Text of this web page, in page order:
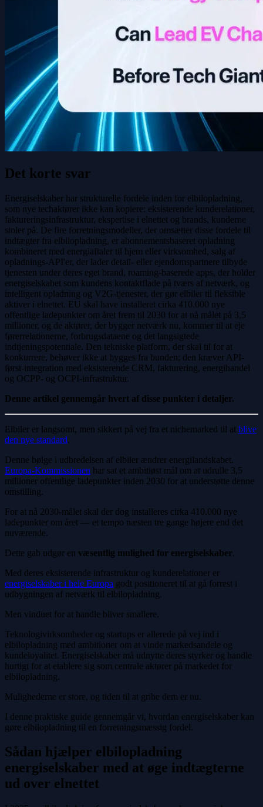
Det korte svar
Energiselskaber har strukturelle fordele inden for elbilopladning,
som nye techaktører ikke kan kopiere: eksisterende kunderelationer,
faktureringsinfrastruktur, ekspertise i elnettet og brands, kunderne
stoler på. De fire forretningsmodeller, der omsætter disse fordele til
indtægter fra elbilopladning, er abonnementsbaseret opladning
kombineret med energiaftaler til hjem eller virksomhed, salg af
opladnings-API'er, der lader detail- eller ejendomspartnere tilbyde
tjenesten under deres eget brand, roaming-baserede apps, der holder
energiselskabet som kundens kontaktflade på tværs af netværk, og
intelligent opladning og V2G-tjenester, der gør elbiler til fleksible
aktiver i elnettet. EU skal have installeret cirka 410.000 nye
offentlige ladepunkter om året frem til 2030 for at nå målet på 3,5
millioner, og de aktører, der bygger netværk nu, kommer til at eje
førerrelationerne, forbrugsdataene og det langsigtede
indtjeningspotentiale. Den tekniske platform, der skal til for at
konkurrere, behøver ikke at bygges fra bunden; den kræver API-
først-integration med eksisterende CRM, fakturering, energihandel
og OCPP- og OCPI-infrastruktur.
Denne artikel gennemgår hvert af disse punkter i detaljer.
Elbiler er langsomt, men sikkert på vej fra et nichemarked til at blive
den nye standard.
Denne bølge i udbredelsen af elbiler ændrer energilandskabet.
Europa-Kommissionen har sat et ambitiøst mål om at udrulle 3,5
millioner offentlige ladepunkter inden 2030 for at understøtte denne
omstilling.
For at nå 2030-målet skal der dog installeres cirka 410.000 nye
ladepunkter om året — et tempo næsten tre gange højere end det
nuværende.
Dette gab udgør en væsentlig mulighed for energiselskaber.
Med deres eksisterende infrastruktur og kunderelationer er
energiselskaber i hele Europa godt positioneret til at gå forrest i
udbygningen af netværk til elbilopladning.
Men vinduet for at handle bliver smallere.
Teknologivirksomheder og startups er allerede på vej ind i
elbilopladning med ambitioner om at vinde markedsandele og
kundeloyalitet. Energiselskaber må udnytte deres styrker og handle
hurtigt for at etablere sig som centrale aktører på markedet for
elbilopladning.
Mulighederne er store, og tiden til at gribe dem er nu.
I denne praktiske guide gennemgår vi, hvordan energiselskaber kan
gøre elbilopladning til en forretningsmæssig fordel.
Sådan hjælper elbilopladning
energiselskaber med at øge indtægterne
ud over elnettet